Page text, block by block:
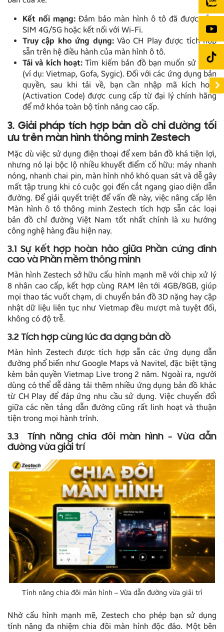
Kết nối mạng: Đảm bảo màn hình ô tô đã được cắm
SIM 4G/5G hoặc kết nối với Wi-Fi.
Truy cập kho ứng dụng:Vào CH Play được tích hợp
sẵn trên hệ điều hành của màn hình ô tô.
Tải và kích hoạt: Tìm kiếm bản đồ bạn muốn sử dụng
(ví dụ: Vietmap, Gofa, Sygic). Đối với các ứng dụng bản
quyền, sau khi tải về, bạn cần nhập mã kích hoạt
(Activation Code) được cung cấp từ đại lý chính hãng
để mở khóa toàn bộ tính năng cao cấp.
3. Giải pháp tích hợp bản đồ chỉ đường tối
ưu trên màn hình thông minh Zestech
Mặc dù việc sử dụng điện thoại để xem bản đồ khá tiện lợi,
nhưng nó lại bộc lộ nhiều khuyết điểm cố hữu: máy nhanh
nóng, nhanh chai pin, màn hình nhỏ khó quan sát và dễ gây
mất tập trung khi có cuộc gọi đến cắt ngang giao diện dẫn
đường. Để giải quyết triệt để vấn đề này, việc nâng cấp lên
Màn hình ô tô thông minh Zestech tích hợp sẵn các loại
bản đồ chỉ đường Việt Nam tốt nhất chính là xu hướng
công nghệ hàng đầu hiện nay.
3.1 Sự kết hợp hoàn hảo giữa Phần cứng đỉnh
cao và Phần mềm thông minh
Màn hình Zestech sở hữu cấu hình mạnh mẽ với chip xử lý
8 nhân cao cấp, kết hợp cùng RAM lên tới 4GB/8GB, giúp
mọi thao tác vuốt chạm, di chuyển bản đồ 3D nặng hay cập
nhật dữ liệu liên tục như Vietmap đều mượt mà tuyệt đối,
không có độ trễ.
3.2 Tích hợp cùng lúc đa dạng bản đồ
Màn hình Zestech được tích hợp sẵn các ứng dụng dẫn
đường phổ biến như Google Maps và Navitel, đặc biệt tặng
kèm bản quyền Vietmap Live trong 2 năm. Ngoài ra, người
dùng có thể dễ dàng tải thêm nhiều ứng dụng bản đồ khác
từ CH Play để đáp ứng nhu cầu sử dụng. Việc chuyển đổi
giữa các nền tảng dẫn đường cũng rất linh hoạt và thuận
tiện trong mọi hành trình.
3.3 Tính năng chia đôi màn hình – Vừa dẫn
đường vừa giải trí
Tính năng chia đôi màn hình – Vừa dẫn đường vừa giải trí
Nhờ cấu hình mạnh mẽ, Zestech cho phép bạn sử dụng
tính năng đa nhiệm chia đôi màn hình độc đáo. Một bên